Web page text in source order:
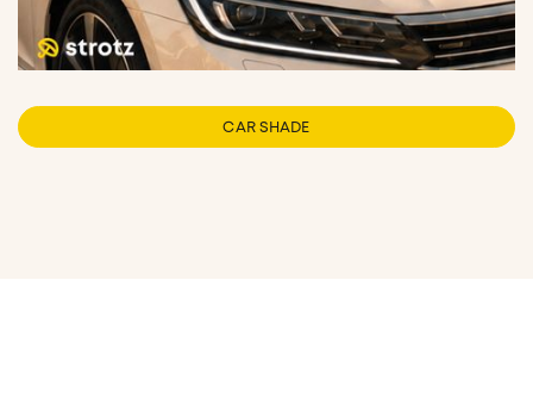
CAR SHADE